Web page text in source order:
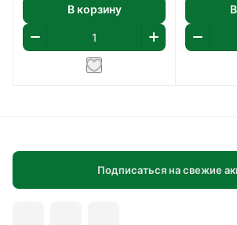
В корзину
Подписаться на свежие